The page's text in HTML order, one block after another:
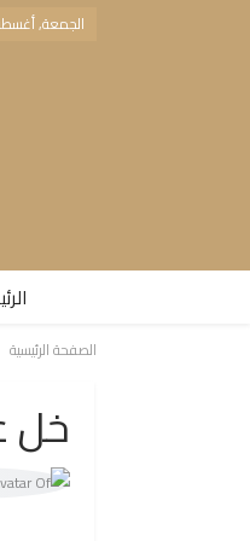
الجمعة, أغسطس 7,
الصفحة الرئيسية
خل